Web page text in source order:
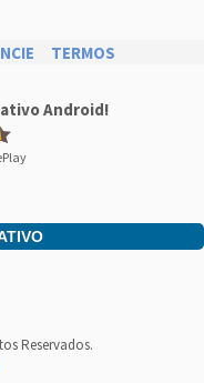
TERMOS
Android!
Reservados.